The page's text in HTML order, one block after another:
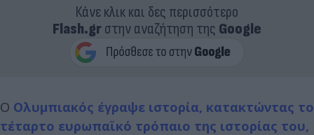
Κάνε κλικ και δες περισσότερο
Flash.grστην αναζήτηση της Google
Ο Ολυμπιακός έγραψε ιστορία, κατακτώντας το
τέταρτο ευρωπαϊκό τρόπαιο της ιστορίας του,